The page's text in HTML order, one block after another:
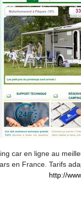
car en ligne au
en France. Tarifs
http://